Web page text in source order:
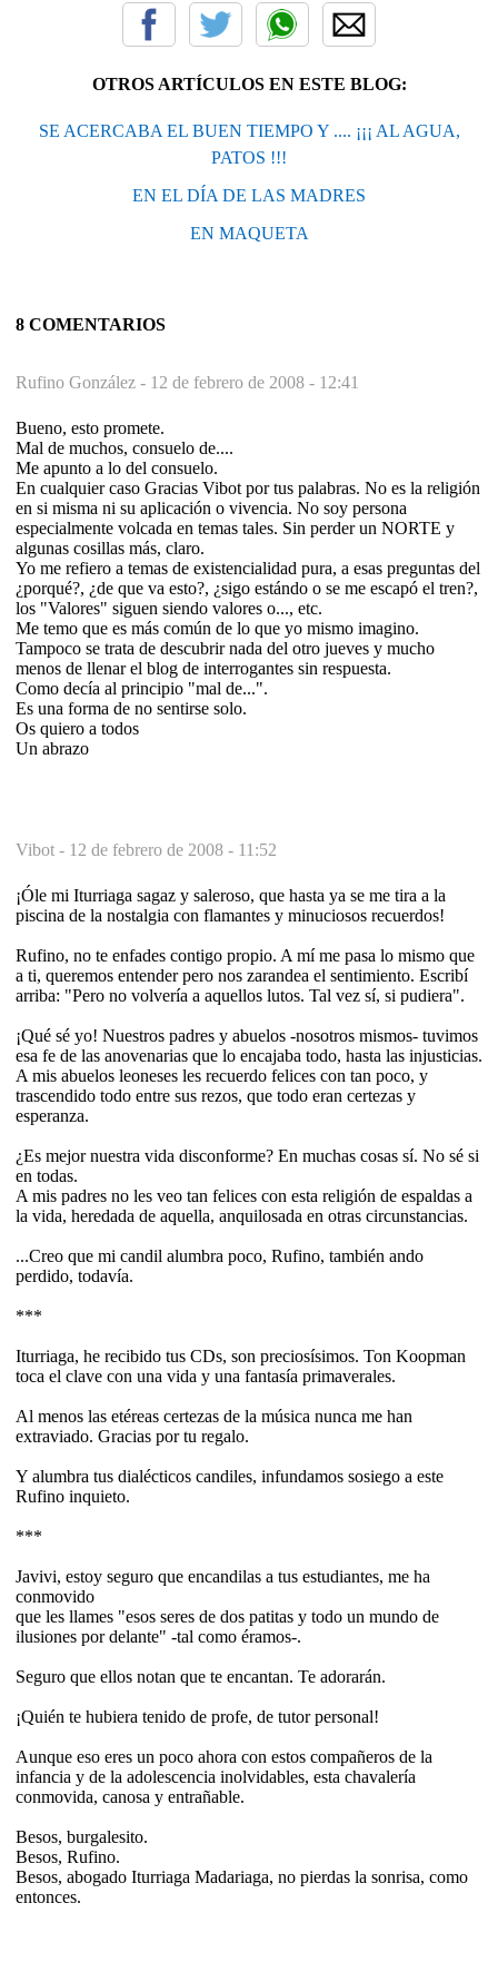
OTROS ARTÍCULOS EN ESTE BLOG:
SE ACERCABA EL BUEN TIEMPO Y .... ¡¡¡ AL AGUA,
PATOS !!!
EN EL DÍA DE LAS MADRES
EN MAQUETA
8 COMENTARIOS
Rufino González - 12 de febrero de 2008 - 12:41
Bueno, esto promete.
Mal de muchos, consuelo de....
Me apunto a lo del consuelo.
En cualquier caso Gracias Vibot por tus palabras. No es la religión
en si misma ni su aplicación o vivencia. No soy persona
especialmente volcada en temas tales. Sin perder un NORTE y
algunas cosillas más, claro.
Yo me refiero a temas de existencialidad pura, a esas preguntas del
¿porqué?, ¿de que va esto?, ¿sigo estándo o se me escapó el tren?,
los "Valores" siguen siendo valores o..., etc.
Me temo que es más común de lo que yo mismo imagino.
Tampoco se trata de descubrir nada del otro jueves y mucho
menos de llenar el blog de interrogantes sin respuesta.
Como decía al principio "mal de...".
Es una forma de no sentirse solo.
Os quiero a todos
Un abrazo
Vibot - 12 de febrero de 2008 - 11:52
¡Óle mi Iturriaga sagaz y saleroso, que hasta ya se me tira a la
piscina de la nostalgia con flamantes y minuciosos recuerdos!
Rufino, no te enfades contigo propio. A mí me pasa lo mismo que
a ti, queremos entender pero nos zarandea el sentimiento. Escribí
arriba: "Pero no volvería a aquellos lutos. Tal vez sí, si pudiera".
¡Qué sé yo! Nuestros padres y abuelos -nosotros mismos- tuvimos
esa fe de las anovenarias que lo encajaba todo, hasta las injusticias.
A mis abuelos leoneses les recuerdo felices con tan poco, y
trascendido todo entre sus rezos, que todo eran certezas y
esperanza.
¿Es mejor nuestra vida disconforme? En muchas cosas sí. No sé si
en todas.
A mis padres no les veo tan felices con esta religión de espaldas a
la vida, heredada de aquella, anquilosada en otras circunstancias.
...Creo que mi candil alumbra poco, Rufino, también ando
perdido, todavía.
***
Iturriaga, he recibido tus CDs, son preciosísimos. Ton Koopman
toca el clave con una vida y una fantasía primaverales.
Al menos las etéreas certezas de la música nunca me han
extraviado. Gracias por tu regalo.
Y alumbra tus dialécticos candiles, infundamos sosiego a este
Rufino inquieto.
***
Javivi, estoy seguro que encandilas a tus estudiantes, me ha
conmovido
que les llames "esos seres de dos patitas y todo un mundo de
ilusiones por delante" -tal como éramos-.
Seguro que ellos notan que te encantan. Te adorarán.
¡Quién te hubiera tenido de profe, de tutor personal!
Aunque eso eres un poco ahora con estos compañeros de la
infancia y de la adolescencia inolvidables, esta chavalería
conmovida, canosa y entrañable.
Besos, burgalesito.
Besos, Rufino.
Besos, abogado Iturriaga Madariaga, no pierdas la sonrisa, como
entonces.